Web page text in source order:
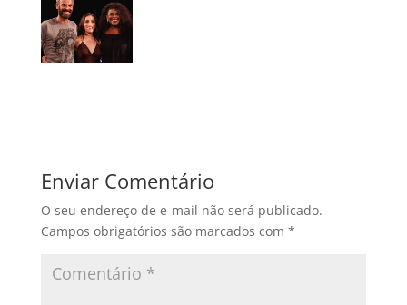
Enviar Comentário
O seu endereço de e-mail não será publicado.
Campos obrigatórios são marcados com *